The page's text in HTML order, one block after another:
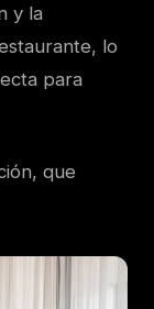
y la
lo
para
que